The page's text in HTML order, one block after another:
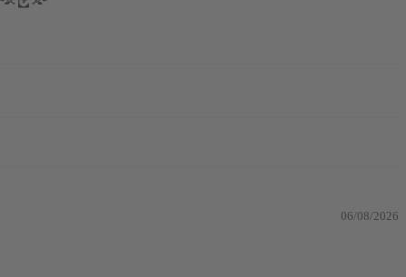
06/08/2026